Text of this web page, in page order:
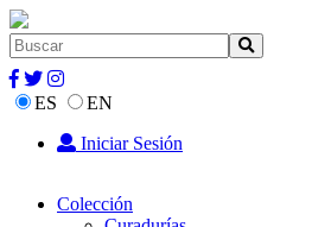
ES
EN
Iniciar Sesión
Colección